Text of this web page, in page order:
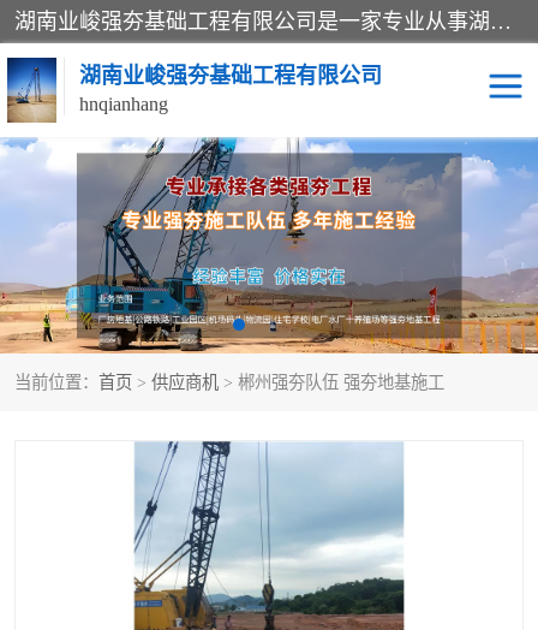
湖南业峻强夯基础工程有限公司是一家专业从事湖南强夯基础工程、强夯机租赁，地基处理的施工单位。业务覆盖：湖南、广东，江西等地。可承接1000KN.m-25000KN.m强夯（置换）工程。公司创始人是国内较早期从事强夯施工的建设者，经过多年的一步一个脚印的发展，在行业内具有较高的度和良好的口碑。
湖南业峻强夯基础工程有限公司
hnqianhang
当前位置： 首页 > 供应商机 > 郴州强夯队伍 强夯地基施工
强夯施工案例 强夯机租赁
强夯施工工程 强夯施工队伍
强夯队伍